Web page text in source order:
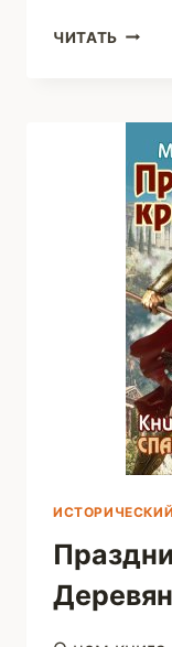
ЧИТАТЬ КОГДА
(АННА